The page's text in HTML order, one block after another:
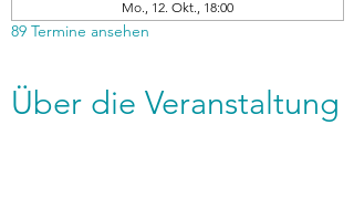
Mo., 12. Okt., 18:00
89 Termine ansehen
Über die Veranstaltung